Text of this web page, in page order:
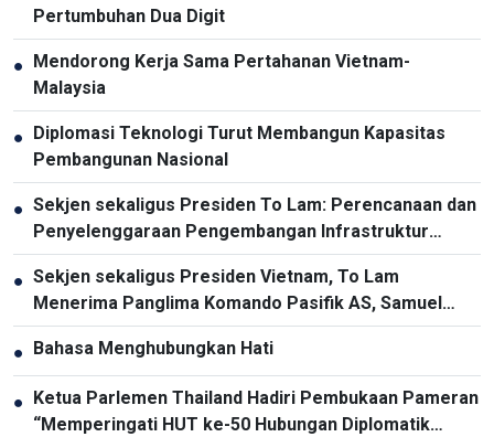
Pertumbuhan Dua Digit
●
Mendorong Kerja Sama Pertahanan Vietnam-
Malaysia
●
Diplomasi Teknologi Turut Membangun Kapasitas
Pembangunan Nasional
● Sekjen sekaligus Presiden To Lam: Perencanaan dan
Penyelenggaraan Pengembangan Infrastruktur
Harus Diperbarui
● Sekjen sekaligus Presiden Vietnam, To Lam
Menerima Panglima Komando Pasifik AS, Samuel
Paparo
●
Bahasa Menghubungkan Hati
●
Ketua Parlemen Thailand Hadiri Pembukaan Pameran
“Memperingati HUT ke-50 Hubungan Diplomatik